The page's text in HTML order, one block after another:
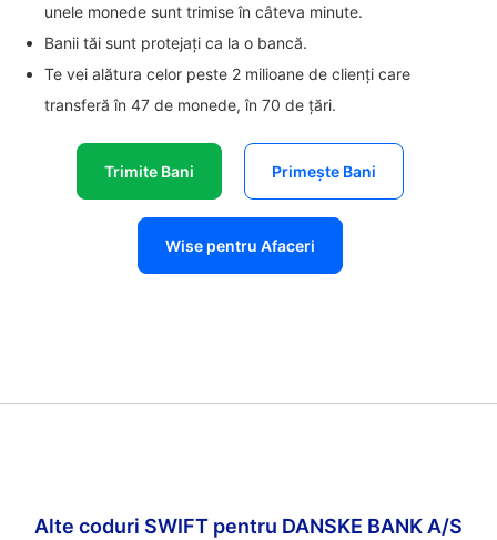
unele monede sunt trimise în câteva minute.
Banii tăi sunt protejați ca la o bancă.
Te vei alătura celor peste 2 milioane de clienți care
transferă în 47 de monede, în 70 de țări.
Trimite Bani Primește Bani
Wise pentru Afaceri
Alte coduri SWIFT pentru DANSKE BANK A/S